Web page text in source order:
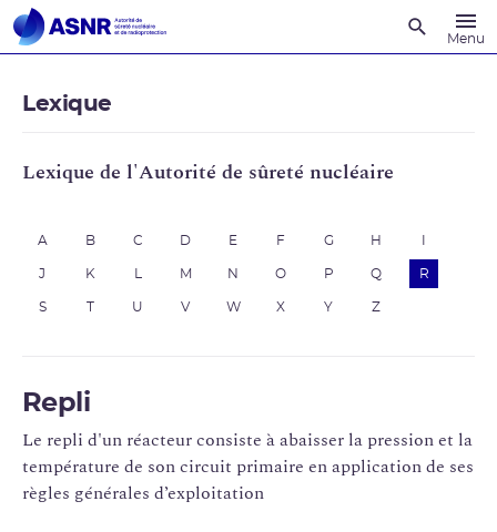
Menu
Lexique
Lexique de l'Autorité de sûreté nucléaire
A B C D E F G H
J K M N O P Q R
S U V W X Y Z
Repli
Le repli d'un réacteur consiste à abaisser la pression et la
température de son circuit primaire en application de ses
règles générales d’exploitation